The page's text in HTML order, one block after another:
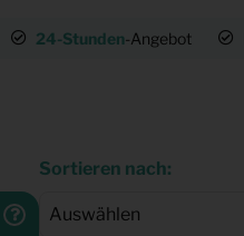
Vermietungsmakler
24-Stunden-Angebot
Sortieren nach: